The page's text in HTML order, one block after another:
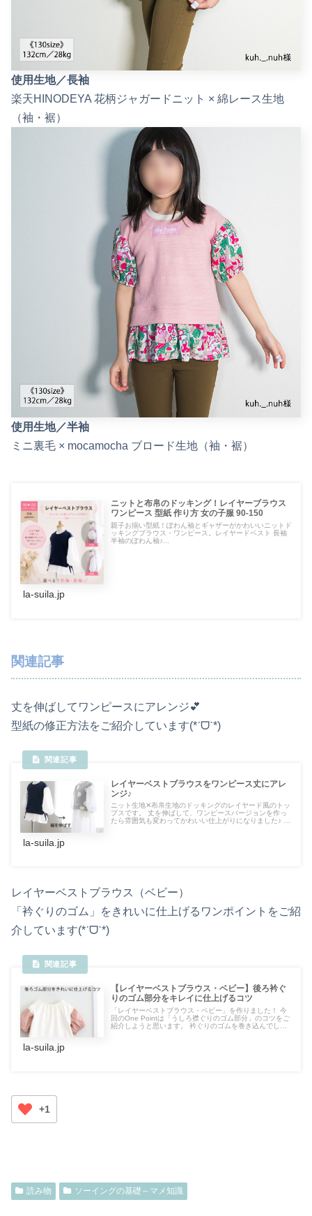
使用生地／長袖
楽天HINODEYA 花柄ジャガードニット × 綿レース生地
（袖・裾）
使用生地／半袖
ミニ裏毛 × mocamocha ブロード生地（袖・裾）
ニットと布帛のドッキング！レイヤーブラウス
ワンピース 型紙 作り方 女の子服 90-150
親子お揃い型紙！ぽわん袖とギャザーがかわいいニットド
ッキングブラウス・ワンピース。レイヤードベスト 長袖
半袖のぽわん袖♪...
la-suila.jp
関連記事
丈を伸ばしてワンピースにアレンジ💕
型紙の修正方法をご紹介しています(*ˊᗜˋ*)
レイヤーベストブラウスをワンピース丈にアレ
ンジ♪
ニット生地✕布帛生地のドッキングのレイヤード風のトッ
プスです。 丈を伸ばして、ワンピースバージョンを作っ
たら雰囲気も変わってかわいい仕上がりになりました♪ 裾
la-suila.jp
レイヤーベストブラウス（ベビー）
「衿ぐりのゴム」をきれいに仕上げるワンポイントをご紹
介しています(*ˊᗜˋ*)
【レイヤーベストブラウス・ベビー】後ろ衿ぐ
りのゴム部分をキレイに仕上げるコツ
「レイヤーベストブラウス・ベビー」を作りました！ 今
回のOne Pointは「うしろ襟ぐりのゴム部分」のコツをご
紹介しようと思います。 衿ぐりのゴムを巻き込んでしま
la-suila.jp
+1
読み物 ソーイングの基礎～マメ知識